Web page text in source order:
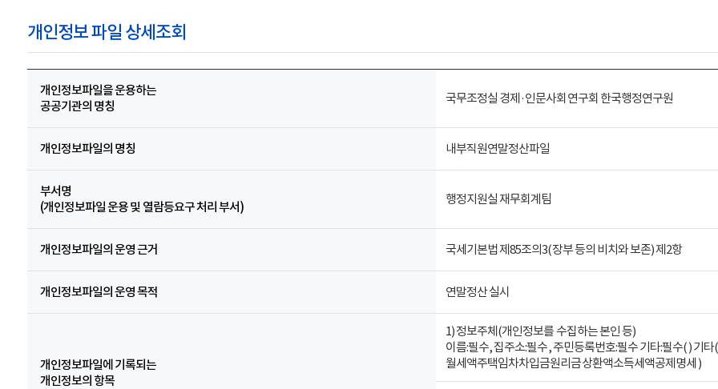
개인정보 파일 상세조회
개인정보파일을 운용하는
공공기관의 명칭
국무조정실 경제·인문사회연구회 한국행정연구원
개인정보파일의 명칭 내부직원연말정산파일
부서명
(개인정보파일 운용 및 열람등요구 처리 부서)
행정지원실 재무회계팀
개인정보파일의 운영 근거 국세기본법 제85조의3(장부 등의 비치와 보존) 제2항
개인정보파일의 운영 목적 연말정산 실시
개인정보파일에 기록되는
개인정보의 항목
1) 정보주체(개인정보를 수집하는 본인 등)
이름:필수, 집주소:필수, 주민등록번호:필수 기타:필수( )
월세액주택임차차입금원리금상환액소득세액공제명세 )